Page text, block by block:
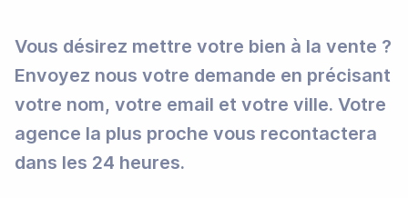
Vous désirez mettre votre bien à la vente ?
Envoyez nous votre demande en précisant
votre nom, votre email et votre ville. Votre
agence la plus proche vous recontactera
dans les 24 heures.